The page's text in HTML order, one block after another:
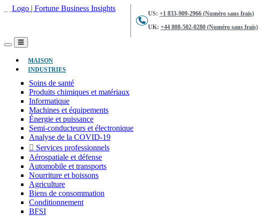
US: +1 833-909-2966 (Numéro sans frais)
UK: +44 808-502-0280 (Numéro sans frais)
MAISON(ACTUEL)
INDUSTRIES
Soins de santé
Produits chimiques et matériaux
Informatique
Machines et équipements
Énergie et puissance
Semi-conducteurs et électronique
Analyse de la COVID-19
Services professionnels
Aérospatiale et défense
Automobile et transports
Nourriture et boissons
Agriculture
Biens de consommation
Conditionnement
BFSI